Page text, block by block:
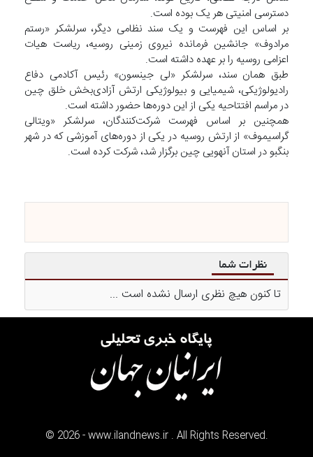
دسترسی امنیتی هر یک بوده است.
بر اساس این فهرست و یک سند نظامی دیگر، سرلشکر «رستم
مرادوف» جانشین فرمانده نیروی زمینی روسیه، ریاست هیات
اعزامی روسیه را بر عهده داشته است.
طبق همان سند، سرلشکر «لی جینسون» رئیس آکادمی دفاع
رادیولوژیکی، شیمیایی و بیولوژیکی ارتش آزادی‌بخش خلق چین
در مراسم افتتاحیه یکی از این دوره‌ها حضور داشته است.
همچنین بر اساس فهرست شرکت‌کنندگان، سرلشکر «ویتالی
گراسیموف» از ارتش روسیه در یکی از دوره‌های آموزشی که در شهر
بنگبو در استان آنهویی چین برگزار شد، شرکت کرده است.
نظرات شما
تا کنون هیچ نظری ارسال نشده است ...
© 2026- www.ilandnews.ir . All Rights Reserved.